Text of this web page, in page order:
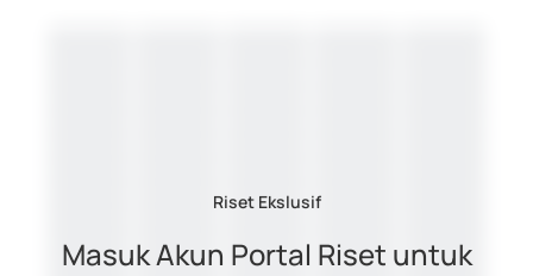
Riset Ekslusif
Masuk Akun Portal Riset untuk